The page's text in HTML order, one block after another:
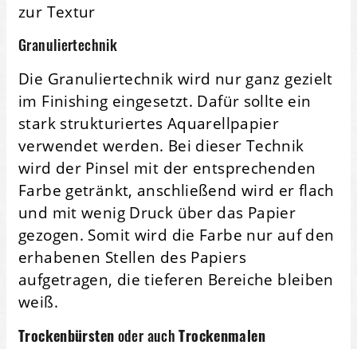
zur Textur
Granuliertechnik
Die Granuliertechnik wird nur ganz gezielt
im Finishing eingesetzt. Dafür sollte ein
stark strukturiertes Aquarellpapier
verwendet werden. Bei dieser Technik
wird der Pinsel mit der entsprechenden
Farbe getränkt, anschließend wird er flach
und mit wenig Druck über das Papier
gezogen. Somit wird die Farbe nur auf den
erhabenen Stellen des Papiers
aufgetragen, die tieferen Bereiche bleiben
weiß.
Trockenbürstenoder auchTrockenmalen